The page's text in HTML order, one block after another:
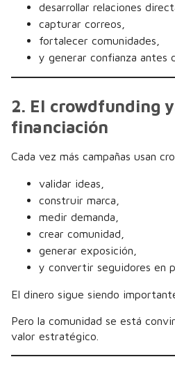
desarrollar relaciones
capturar correos,
fortalecer comunidades,
y generar confianza antes
2. El crowdfunding
financiación
Cada vez más campañas usan
validar ideas,
construir marca,
medir demanda,
crear comunidad,
generar exposición,
y convertir seguidores en
El dinero sigue siendo
Pero la comunidad se está
valor estratégico.